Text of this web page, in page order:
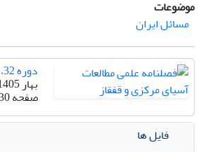
موضوعات
مسائل ایران
دوره 32، شماره 133
بهار 1405
صفحه
فایل ها